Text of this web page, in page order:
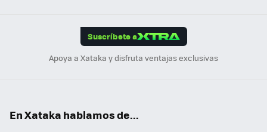
Suscríbete a
Apoya a Xataka y disfruta ventajas exclusivas
En Xataka hablamos de...